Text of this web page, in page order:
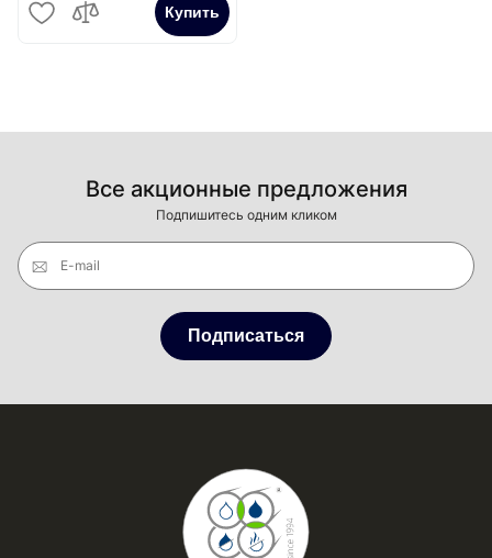
Купить
Все акционные предложения
Подпишитесь одним кликом
E-mail
Подписаться